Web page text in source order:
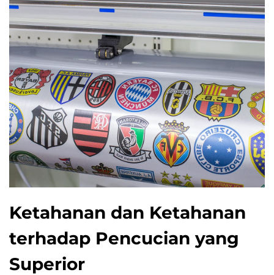
Ketahanan dan Ketahanan
terhadap Pencucian yang
Superior